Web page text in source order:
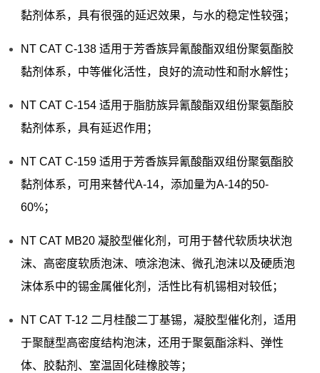
黏剂体系，具有很强的延迟效果，与水的稳定性较强；
NT CAT C-138 适用于芳香族异氰酸酯双组份聚氨酯胶
黏剂体系，中等催化活性，良好的流动性和耐水解性；
NT CAT C-154 适用于脂肪族异氰酸酯双组份聚氨酯胶
黏剂体系，具有延迟作用；
NT CAT C-159 适用于芳香族异氰酸酯双组份聚氨酯胶
黏剂体系，可用来替代A-14，添加量为A-14的50-
60%；
NT CAT MB20 凝胶型催化剂，可用于替代软质块状泡
沫、高密度软质泡沫、喷涂泡沫、微孔泡沫以及硬质泡
沫体系中的锡金属催化剂，活性比有机锡相对较低；
NT CAT T-12 二月桂酸二丁基锡，凝胶型催化剂，适用
于聚醚型高密度结构泡沫，还用于聚氨酯涂料、弹性
体、胶黏剂、室温固化硅橡胶等；